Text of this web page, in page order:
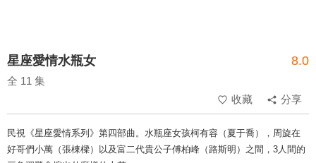
星座愛情水瓶女 8.0
全 11 集
收藏
分享
民視《星座愛情系列》第四部曲。水瓶座女孩柯有容（夏于喬），周旋在
好哥們小萬（張棟樑）以及富二代貴公子傅柏峰（路斯明）之間，3人間的